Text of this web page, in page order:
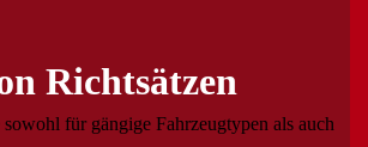
Richtsätzen
für gängige Fahrzeugtypen als auch